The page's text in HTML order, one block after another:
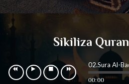
Sikiliza
02.Sura Al-
00:00